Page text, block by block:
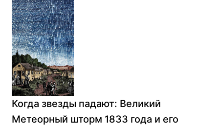
Когда звезды падают: Великий
Метеорный шторм 1833 года и его